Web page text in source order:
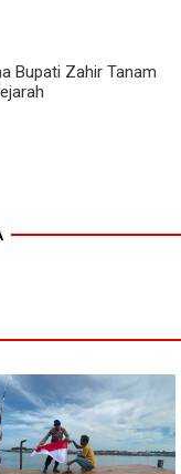
Bupati Zahir Tanam